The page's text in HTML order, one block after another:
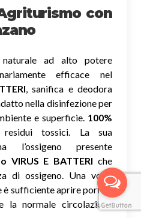
con
ad alto potere
efficace nel
, sanifica e deodora
nella disinfezione per
e superficie. 100%
tossici. La sua
l’ossigeno presente
VIRUS E BATTERI che
di ossigeno. Una volta
sufficiente aprire porte e
la normale circolazione